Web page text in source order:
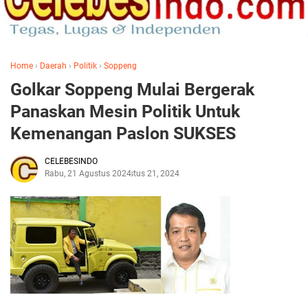
Home › Daerah › Politik › Soppeng
Golkar Soppeng Mulai Bergerak
Panaskan Mesin Politik Untuk
Kemenangan Paslon SUKSES
CELEBESINDO
Rabu, 21 Agustus 2024Agustus 21, 2024